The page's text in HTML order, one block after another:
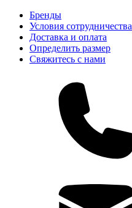
Бренды
Условия сотрудничества
Доставка и оплата
Определить размер
Свяжитесь с нами